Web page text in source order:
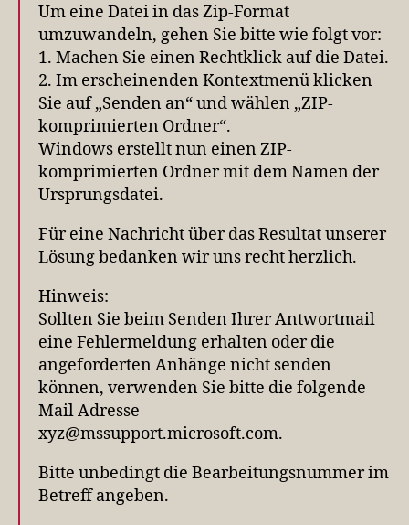
Um eine Datei in das Zip-Format
umzuwandeln, gehen Sie bitte wie folgt vor:
1. Machen Sie einen Rechtklick auf die Datei.
2. Im erscheinenden Kontextmenü klicken
Sie auf „Senden an“ und wählen „ZIP-
komprimierten Ordner“.
Windows erstellt nun einen ZIP-
komprimierten Ordner mit dem Namen der
Ursprungsdatei.
Für eine Nachricht über das Resultat unserer
Lösung bedanken wir uns recht herzlich.
Hinweis:
Sollten Sie beim Senden Ihrer Antwortmail
eine Fehlermeldung erhalten oder die
angeforderten Anhänge nicht senden
können, verwenden Sie bitte die folgende
Mail Adresse
xyz@mssupport.microsoft.com.
Bitte unbedingt die Bearbeitungsnummer im
Betreff angeben.